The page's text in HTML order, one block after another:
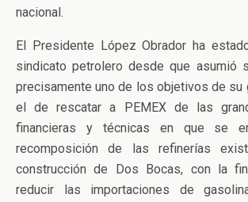
nacional.
El Presidente López Obrador ha
sindicato petrolero desde que asumió
precisamente uno de los objetivos de su
el de rescatar a PEMEX de las
financieras y técnicas en que se
recomposición de las refinerías
construcción de Dos Bocas, con la
reducir las importaciones de